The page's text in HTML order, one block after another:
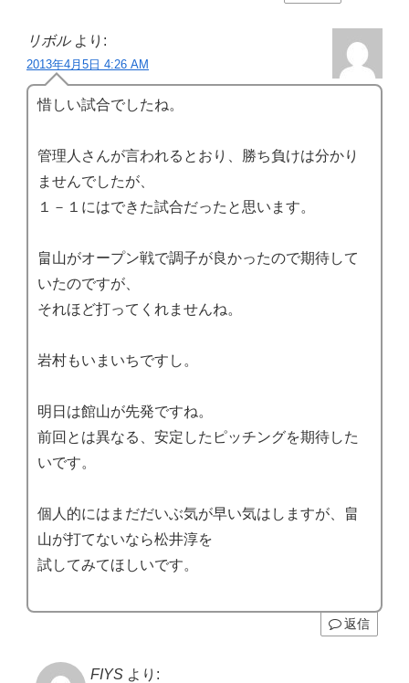
リボル より:
2013年4月5日 4:26 AM
惜しい試合でしたね。
管理人さんが言われるとおり、勝ち負けは分かり
ませんでしたが、
１－１にはできた試合だったと思います。
畠山がオープン戦で調子が良かったので期待して
いたのですが、
それほど打ってくれませんね。
岩村もいまいちですし。
明日は館山が先発ですね。
前回とは異なる、安定したピッチングを期待した
いです。
個人的にはまだだいぶ気が早い気はしますが、畠
山が打てないなら松井淳を
試してみてほしいです。
返信
FIYS より: